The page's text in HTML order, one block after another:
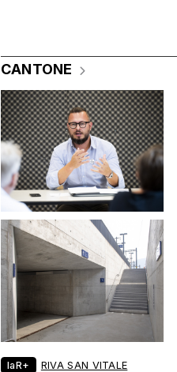
CANTONE
laR+ RIVA SAN VITALE